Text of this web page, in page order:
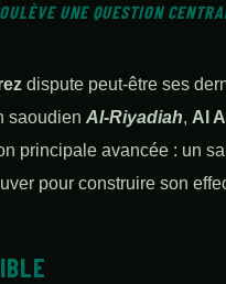
UNE QUESTION
dispute peut-être ses
saoudien Al-Riyadiah, Al
principale avancée : un
pour construire son